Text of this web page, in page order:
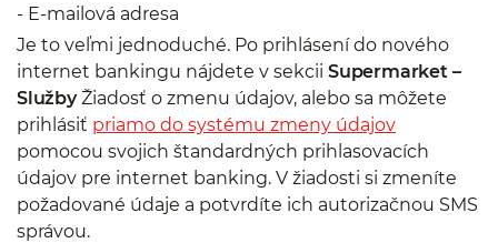
- E-mailová adresa
Je to veľmi jednoduché. Po prihlásení do nového
internet bankingu nájdete v sekcii Supermarket –
SlužbyŽiadosť o zmenu údajov, alebo sa môžete
prihlásiť priamo do systému zmeny údajov
pomocou svojich štandardných prihlasovacích
údajov pre internet banking. V žiadosti si zmeníte
požadované údaje a potvrdíte ich autorizačnou SMS
správou.